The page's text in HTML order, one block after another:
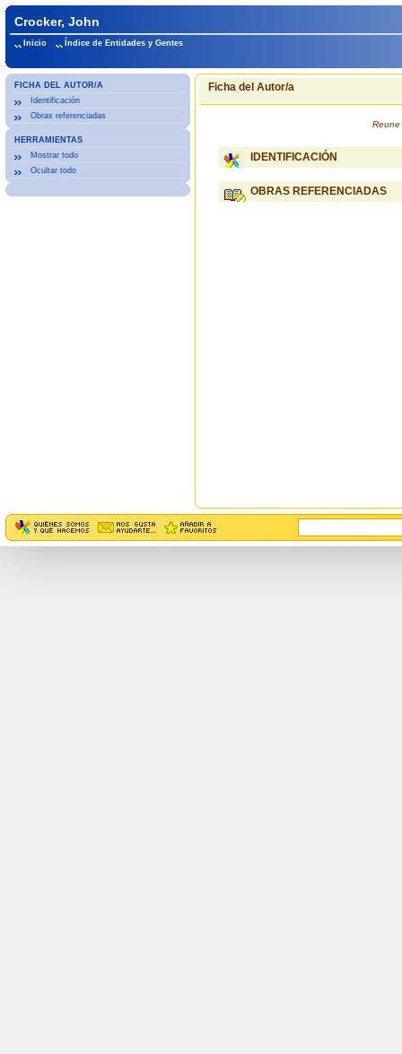
Crocker, John
Inicio Índice de Entidades y Gentes
FICHA DEL AUTOR/A
Identificación
Obras referenciadas
HERRAMIENTAS
Mostrar todo
Ocultar todo
Ficha del Autor/a
IDENTIFICACIÓN
OBRAS REFERENCIADAS